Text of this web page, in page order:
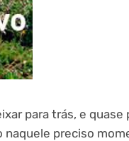
para trás, e quase
naquele preciso